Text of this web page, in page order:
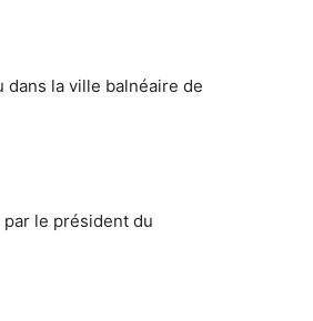
dans la ville balnéaire de
le président du